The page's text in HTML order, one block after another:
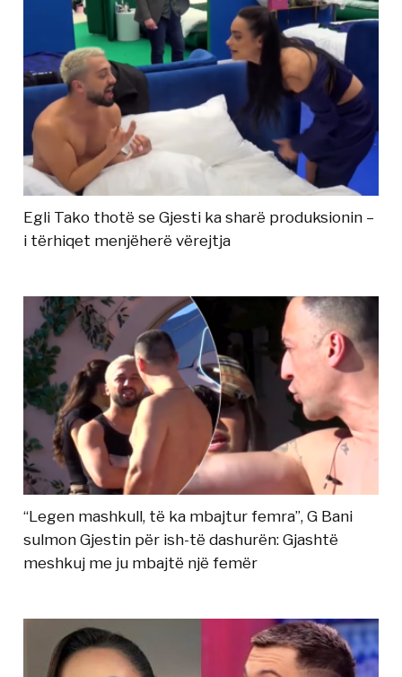
Egli Tako thotë se Gjesti ka sharë produksionin –
i tërhiqet menjëherë vërejtja
“Legen mashkull, të ka mbajtur femra”, G Bani
sulmon Gjestin për ish-të dashurën: Gjashtë
meshkuj me ju mbajtë një femër